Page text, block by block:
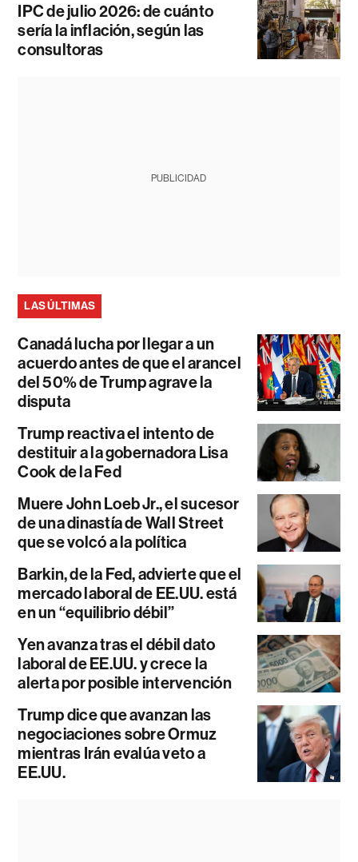
IPC de julio 2026: de cuánto
sería la inflación, según las
consultoras
PUBLICIDAD
LAS ÚLTIMAS
Canadá lucha por llegar a un
acuerdo antes de que el arancel
del 50% de Trump agrave la
disputa
Trump reactiva el intento de
destituir a la gobernadora Lisa
Cook de la Fed
Muere John Loeb Jr., el sucesor
de una dinastía de Wall Street
que se volcó a la política
Barkin, de la Fed, advierte que el
mercado laboral de EE.UU. está
en un “equilibrio débil”
Yen avanza tras el débil dato
laboral de EE.UU. y crece la
alerta por posible intervención
Trump dice que avanzan las
negociaciones sobre Ormuz
mientras Irán evalúa veto a
EE.UU.